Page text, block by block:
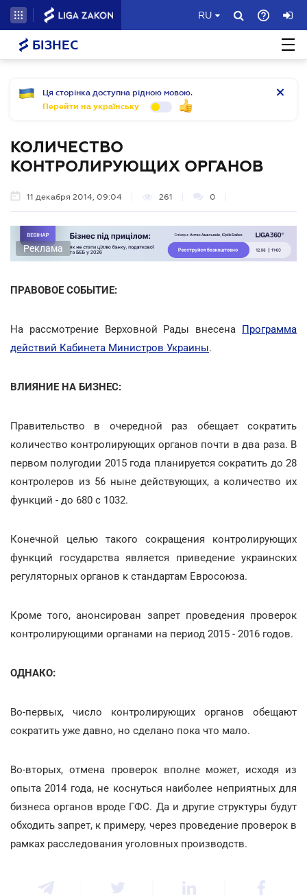
RU
БІЗНЕС
Ця сторінка доступна рідною мовою.
Перейти на українську
КОЛИЧЕСТВО
КОНТРОЛИРУЮЩИХ ОРГАНОВ
11 декабря 2014, 09:04 261 0
Реклама
ПРАВОВОЕ СОБЫТИЕ:
На рассмотрение Верховной Рады внесена Программа
действий Кабинета Министров Украины.
ВЛИЯНИЕ НА БИЗНЕС:
Правительство в очередной раз обещает сократить
количество контролирующих органов почти в два раза. В
первом полугодии 2015 года планируется сократить до 28
контролеров из 56 ныне действующих, а количество их
функций - до 680 с 1032.
Конечной целью такого сокращения контролирующих
функций государства является приведение украинских
регуляторных органов к стандартам Евросоюза.
Кроме того, анонсирован запрет проведения проверок
контролирующими органами на период 2015 - 2016 годов.
ОДНАКО:
Во-первых, число контролирующих органов обещают
сократить уже давно, но сделано пока что мало.
Во-вторых, отмена проверок вполне может, исходя из
опыта 2014 года, не коснуться наиболее неприятных для
бизнеса органов вроде ГФС. Да и другие структуры будут
обходить запрет, к примеру, через проведение проверок в
рамках расследования уголовных производств.